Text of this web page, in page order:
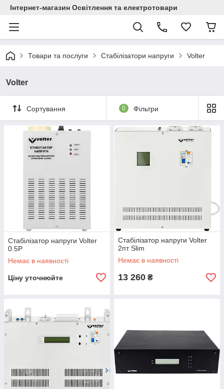
Інтернет-магазин Освітлення та електротовари
Товари та послуги Стабілізатори напруги Volter
Volter
Сортування 0 Фільтри
Стабілізатор напруги Volter
0.5P
Немає в наявності
Ціну уточнюйте
Стабілізатор напруги Volter
2пт Slim
Немає в наявності
13 260 ₴